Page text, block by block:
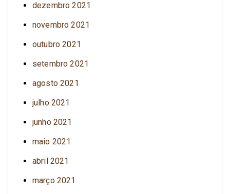
dezembro 2021
novembro 2021
outubro 2021
setembro 2021
agosto 2021
julho 2021
junho 2021
maio 2021
abril 2021
março 2021